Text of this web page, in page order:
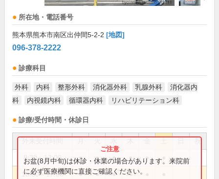
所在地・電話番号
熊本県熊本市南区出仲間5-2-2 [地図]
096-378-2222
診療科目
外科 内科 整形外科 消化器外科 乳腺外科
消化器内
科
内視鏡内科 循環器内科 リハビリテーション科
診療/受付時間・休診日
祝
8:30～12:00 ● ● ● ● ●
13:30～17:30 ● ● ● ●
お盆(8月中旬)は休診・休業の場合があります。来院前
に必ず医療機関に直接ご確認ください。